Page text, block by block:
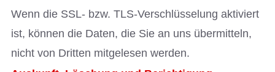
Wenn die SSL- bzw. TLS-Verschlüsselung aktiviert
ist, können die Daten, die Sie an uns übermitteln,
nicht von Dritten mitgelesen werden.